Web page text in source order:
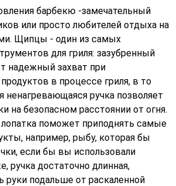
барбекю -замечательный
или просто любителей отдыха на
Щипцы - один из самых
для гриля: зазубренный
надежный захват при
в процессе гриля, в то
ненагревающаяся ручка позволяет
на безопасном расстоянии от огня.
поможет приподнять самые
например, рыбу, которая бы
если бы вы использовали
ручка достаточно длинная,
руки подальше от раскаленной